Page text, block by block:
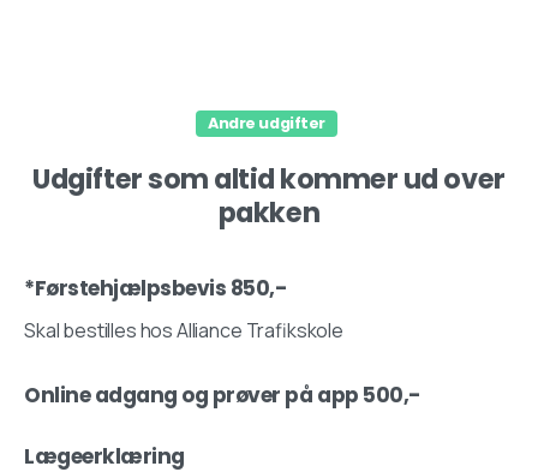
Andre udgifter
Udgifter som altid kommer ud over
pakken
*Førstehjælpsbevis 850,-
Skal bestilles hos Alliance Trafikskole
Online adgang og prøver på app 500,-
Lægeerklæring